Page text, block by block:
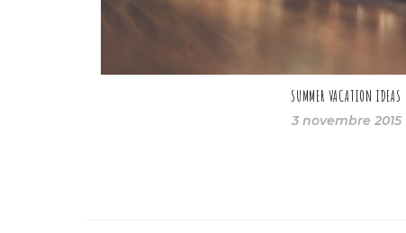
SUMMER VACATION IDEAS
3 novembre 2015